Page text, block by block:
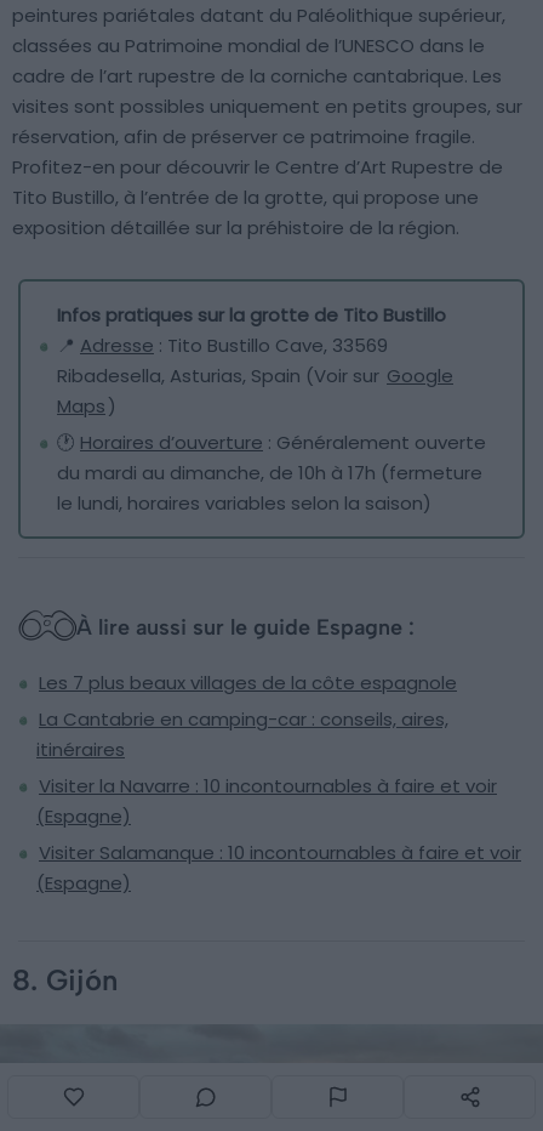
peintures pariétales datant du Paléolithique supérieur,
classées au Patrimoine mondial de l’UNESCO dans le
cadre de l’art rupestre de la corniche cantabrique. Les
visites sont possibles uniquement en petits groupes, sur
réservation, afin de préserver ce patrimoine fragile.
Profitez-en pour découvrir le Centre d’Art Rupestre de
Tito Bustillo, à l’entrée de la grotte, qui propose une
exposition détaillée sur la préhistoire de la région.
Infos pratiques sur la grotte de Tito Bustillo
📍 Adresse : Tito Bustillo Cave, 33569
Ribadesella, Asturias, Spain (Voir sur Google
Maps)
🕐 Horaires d’ouverture : Généralement ouverte
du mardi au dimanche, de 10h à 17h (fermeture
le lundi, horaires variables selon la saison)
À lire aussi sur le guide Espagne :
Les 7 plus beaux villages de la côte espagnole
La Cantabrie en camping-car : conseils, aires,
itinéraires
Visiter la Navarre : 10 incontournables à faire et voir
(Espagne)
Visiter Salamanque : 10 incontournables à faire et voir
(Espagne)
8. Gijón